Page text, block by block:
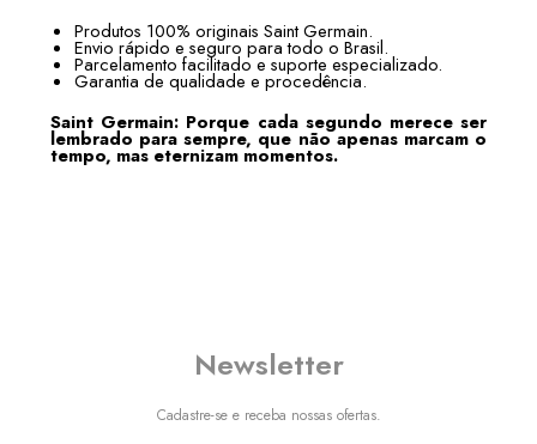
Produtos 100% originais Saint Germain.
Envio rápido e seguro para todo o Brasil.
Parcelamento facilitado e suporte especializado.
Garantia de qualidade e procedência.
Saint Germain: Porque cada segundo merece ser
lembrado para sempre, que não apenas marcam o
tempo, mas eternizam momentos.
Newsletter
Cadastre-se e receba nossas ofertas.